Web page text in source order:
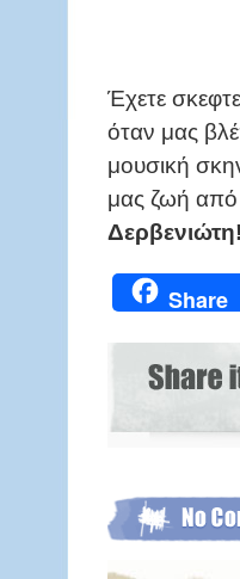
Έχετε
όταν μας
μουσική
μας ζωή από
Share